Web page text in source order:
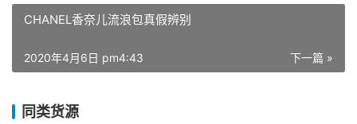
CHANEL香奈儿流浪包真假辨别
下一篇 »
2020年4月6日 pm4:43
同类货源